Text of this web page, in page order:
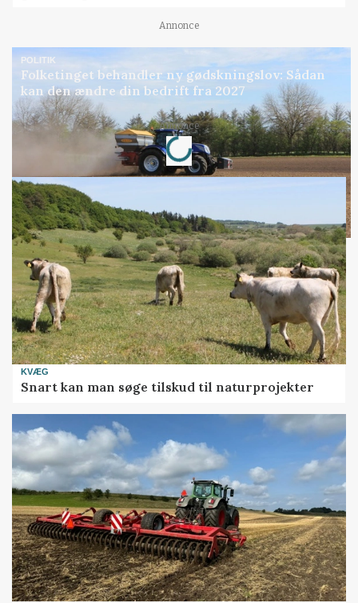
Annonce
POLITIK
Folketinget behandler ny gødskningslov: Sådan
kan den ændre din bedrift fra 2027
Annonce
Loading...
KVÆG
Snart kan man søge tilskud til naturprojekter